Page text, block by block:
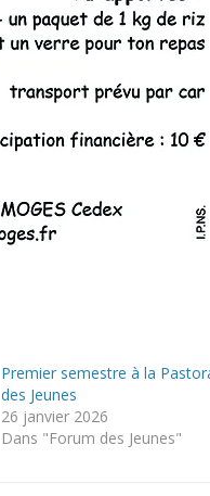
Premier semestre à la
des Jeunes
26 janvier 2026
Dans "Forum des Jeunes"